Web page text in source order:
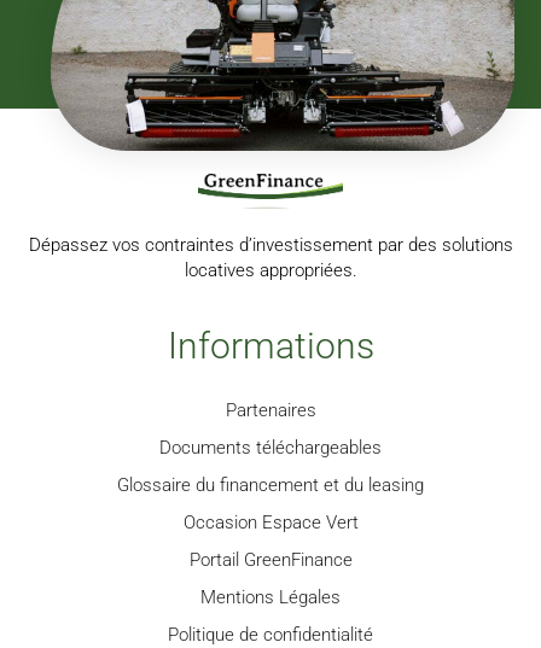
Dépassez vos contraintes d’investissement par des solutions
locatives appropriées.
Informations
Partenaires
Documents téléchargeables
Glossaire du financement et du leasing
Occasion Espace Vert
Portail GreenFinance
Mentions Légales
Politique de confidentialité